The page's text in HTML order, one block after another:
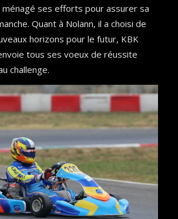
ménagé ses efforts pour assurer sa
Quant à Nolann, il a choisi de
horizons pour le futur, KBK
tous ses voeux de réussite
challenge.